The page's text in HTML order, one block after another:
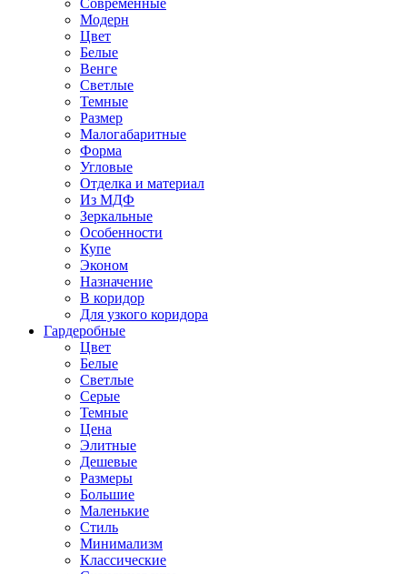
Современные
Модерн
Цвет
Белые
Венге
Светлые
Темные
Размер
Малогабаритные
Форма
Угловые
Отделка и материал
Из МДФ
Зеркальные
Особенности
Купе
Эконом
Назначение
В коридор
Для узкого коридора
Гардеробные
Цвет
Белые
Светлые
Серые
Темные
Цена
Элитные
Дешевые
Размеры
Большие
Маленькие
Стиль
Минимализм
Классические